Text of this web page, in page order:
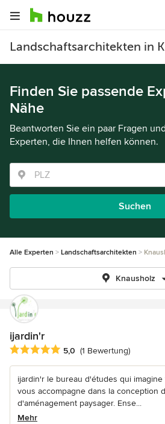
Landschaftsarchitekten in
Finden Sie passende
Nähe
Beantworten Sie ein paar Fragen
Experten, die Ihnen helfen können.
Suchen
Alle Experten Landschaftsarchitekten
Knausholz
ijardin'r
Durchschnittliche Bewertung: 5 von
5,0 (1 Bewertung)
ijardin'r le bureau d'études qui
vous accompagne dans la conception
d'aménagement paysager. Ense...
Mehr